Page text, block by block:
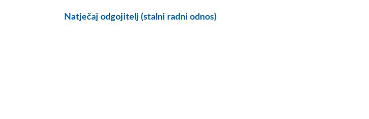
Natječaj odgojitelj (stalni radni odnos)